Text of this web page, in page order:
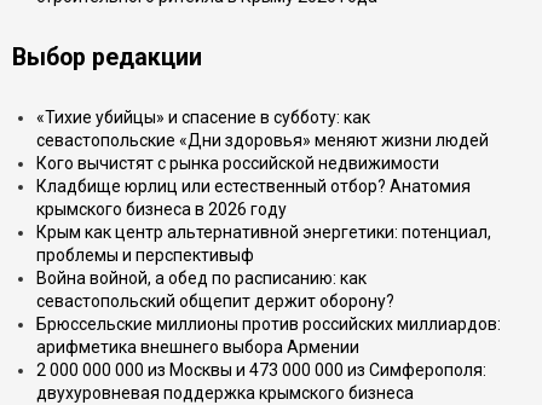
Выбор редакции
«Тихие убийцы» и спасение в субботу: как
севастопольские «Дни здоровья» меняют жизни людей
Кого вычистят с рынка российской недвижимости
Кладбище юрлиц или естественный отбор? Анатомия
крымского бизнеса в 2026 году
Крым как центр альтернативной энергетики: потенциал,
проблемы и перспективыф
Война войной, а обед по расписанию: как
севастопольский общепит держит оборону?
Брюссельские миллионы против российских миллиардов:
арифметика внешнего выбора Армении
2 000 000 000 из Москвы и 473 000 000 из Симферополя:
двухуровневая поддержка крымского бизнеса